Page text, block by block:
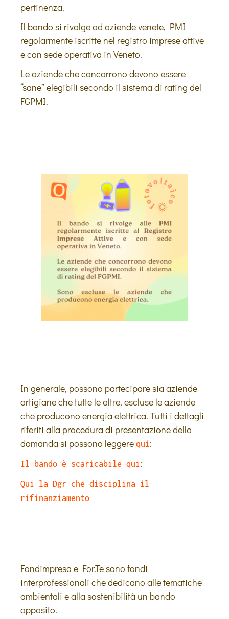
pertinenza.
Il bando si rivolge ad aziende venete, PMI
regolarmente iscritte nel registro imprese attive
e con sede operativa in Veneto.
Le aziende che concorrono devono essere
“sane” elegibili secondo il sistema di rating del
FGPMI.
In generale, possono partecipare sia aziende
artigiane che tutte le altre, escluse le aziende
che producono energia elettrica. Tutti i dettagli
riferiti alla procedura di presentazione della
domanda si possono leggere qui:
Il bando è scaricabile qui:
Qui la Dgr che disciplina il
rifinanziamento
Fondimpresa e For.Te sono fondi
interprofessionali che dedicano alle tematiche
ambientali e alla sostenibilità un bando
apposito.